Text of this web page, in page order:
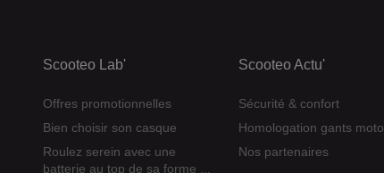
Scooteo Lab'
Offres promotionnelles
Bien choisir son casque
Roulez serein avec une
batterie au top de sa forme ...
Scooteo Actu'
Sécurité & confort
Homologation gants moto
Nos partenaires